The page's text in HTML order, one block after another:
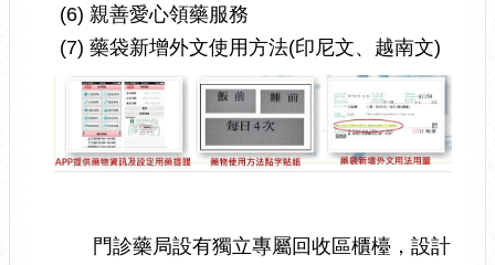
(6) 親善愛心領藥服務
(7) 藥袋新增外文使用方法(印尼文、越南文)
門診藥局設有獨立專屬回收區櫃檯，設計